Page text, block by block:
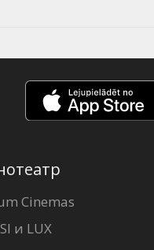
Cinemas
и LUX